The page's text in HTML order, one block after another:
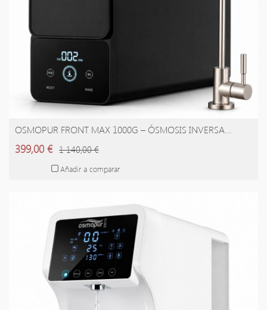
AÑADIR A LA CESTA
OSMOPUR FRONT MAX 1000G – ÓSMOSIS INVERSA...
399,00 € 1 140,00 €
Añadir a comparar